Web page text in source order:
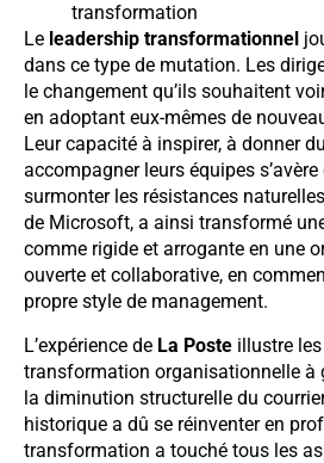
transformation
Le leadership transformationnel
dans ce type de mutation. Les
le changement qu’ils souhaitent
en adoptant eux-mêmes de
Leur capacité à inspirer, à donner
accompagner leurs équipes
surmonter les résistances
de Microsoft, a ainsi transformé
comme rigide et arrogante en une
ouverte et collaborative, en
propre style de management.
L’expérience de La Poste illustre les
transformation organisationnelle à
la diminution structurelle du
historique a dû se réinventer en
transformation a touché tous les